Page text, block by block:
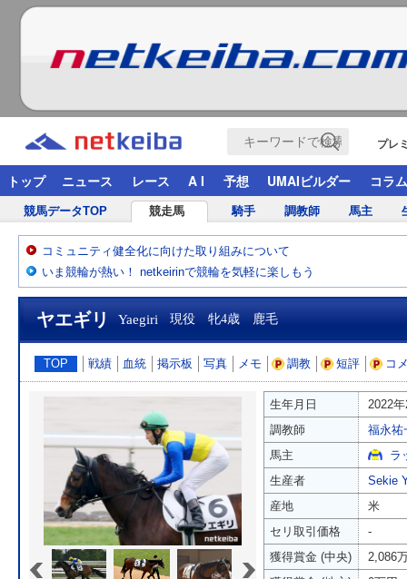
プレ
トップ ニュース レース A I 予想 UMAIビルダー コラム
競馬データTOP 競走馬 騎手 調教師 馬主
コミュニティ健全化に向けた取り組みについて
いま競輪が熱い！ netkeirinで競輪を気軽に楽しもう
ヤエギリ Yaegiri 現役 牝4歳 鹿毛
TOP 戦績 血統 掲示板 写真 メモ 調教 短評 コ
生年月日
2022
調教師
福永祐
馬主
ラ
生産者
Sekie
産地
米
セリ取引価格
-
獲得賞金 (中央)
2,086